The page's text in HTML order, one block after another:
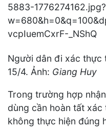
Người dân đi xác thực
15/4. Ảnh: Giang Huy
Trong trường hợp
dùng cần hoàn tất
không thực hiện đúng